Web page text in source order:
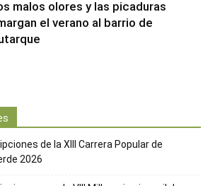
malos olores y las picaduras
el verano al barrio de
de la XIII Carrera Popular de
2026